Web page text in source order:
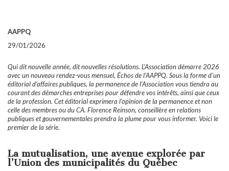
AAPPQ
29/01/2026
Qui dit nouvelle année, dit nouvelles résolutions. L’Association démarre 2026
avec un nouveau rendez-vous mensuel, Échos de l’AAPPQ. Sous la forme d’un
éditorial d’affaires publiques, la permanence de l’Association vous tiendra au
courant des démarches entreprises pour défendre vos intérêts, ainsi que ceux
de la profession. Cet éditorial exprimera l’opinion de la permanence et non
celle des membres ou du CA. Florence Reinson, conseillère en relations
publiques et gouvernementales prendra la plume pour vous informer. Voici le
premier de la série.
La mutualisation, une avenue explorée par
l’Union des municipalités du Québec